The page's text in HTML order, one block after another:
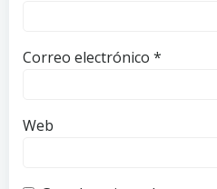
Correo electrónico *
Web